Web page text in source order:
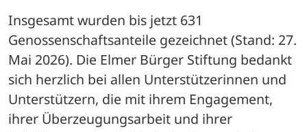
Insgesamt wurden bis jetzt 631
Genossenschaftsanteile gezeichnet (Stand: 27.
Mai 2026). Die Elmer Bürger Stiftung bedankt
sich herzlich bei allen Unterstützerinnen und
Unterstützern, die mit ihrem Engagement,
ihrer Überzeugungsarbeit und ihrer